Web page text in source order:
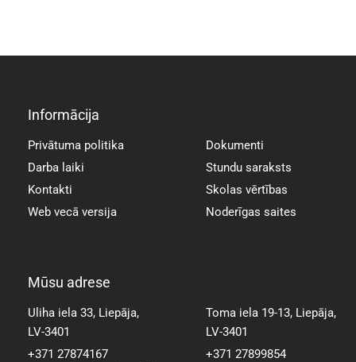
Informācija
Privātuma politika
Darba laiki
Kontakti
Web vecā versija
Dokumenti
Stundu saraksts
Skolas vērtības
Noderīgas saites
Mūsu adrese
Uliha iela 33, Liepāja,
LV-3401
+371 27874167
Toma iela 19-13, Liepāja,
LV-3401
+371 27899854